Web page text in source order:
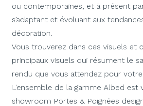
ou contemporaines, et à présent
s’adaptant et évoluant aux
décoration.
Vous trouverez dans ces visuels et
principaux visuels qui résument le
rendu que vous attendez pour
L’ensemble de la gamme Albed est
showroom Portes & Poignées